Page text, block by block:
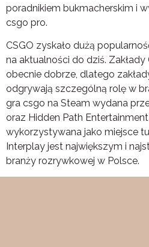
poradnikiem bukmacherskim i
csgo pro.
CSGO zyskało dużą
na aktualności do dziś.
obecnie dobrze, dlatego
odgrywają szczególną rolę w
gra csgo na Steam wydana
oraz Hidden Path
wykorzystywana jako miejsce
Interplay jest największym i
branży rozrywkowej w Polsce.